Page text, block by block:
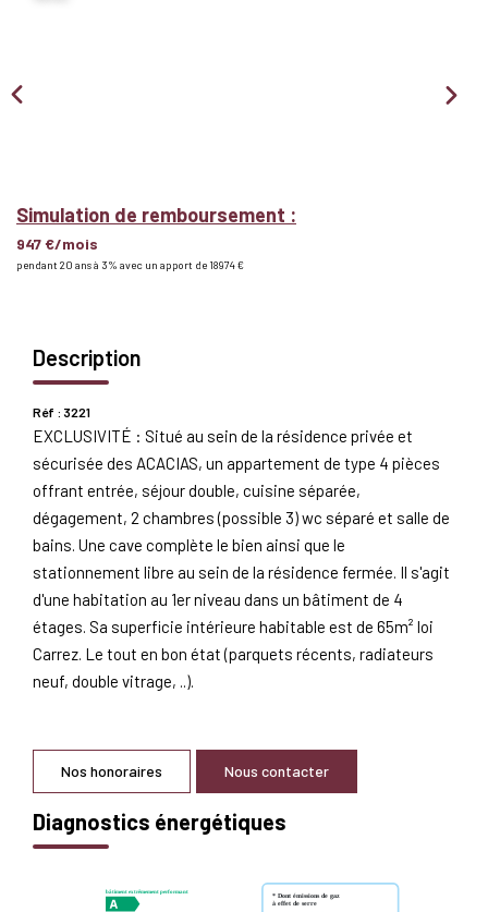
Simulation de remboursement :
947 €/mois
pendant 20 ans à 3% avec un apport de 18 974 €
Description
Réf : 3221
EXCLUSIVITÉ : Situé au sein de la résidence privée et
sécurisée des ACACIAS, un appartement de type 4 pièces
offrant entrée, séjour double, cuisine séparée,
dégagement, 2 chambres (possible 3) wc séparé et salle de
bains. Une cave complète le bien ainsi que le
stationnement libre au sein de la résidence fermée. Il s'agit
d'une habitation au 1er niveau dans un bâtiment de 4
étages. Sa superficie intérieure habitable est de 65m² loi
Carrez. Le tout en bon état (parquets récents, radiateurs
neuf, double vitrage, ..).
Nos honoraires Nous contacter
Diagnostics énergétiques